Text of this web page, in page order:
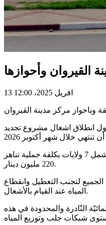
13 افريل 2025، 12:00
حول انطلاق اشغال مشروع تجديد
وأشارت إلى أن تكلفة المشروع تقدر بحوالي 40 مليون دينار وهو يندرج ضمن “مشروع تحسين آداء شبكات المياه” الممول من قبل البنك الألماني للتنمية والحكومة التونسية، ويشمل 7 ولايات بكلفة جملية تناهز
220 مليون دينار.
لتجنب التعطيل وانقطاع
المياه عند القيام بالأشغال.
النّادرة والمحدودة في هذه